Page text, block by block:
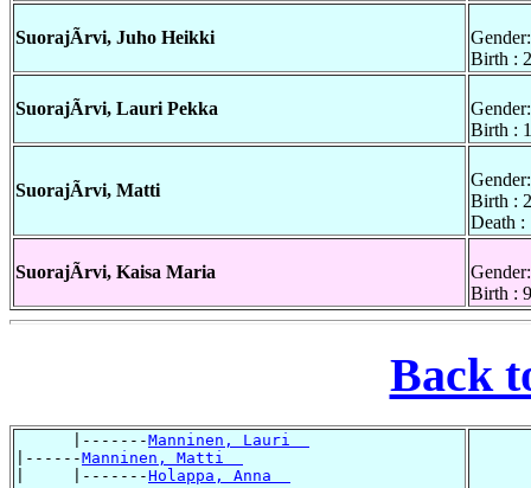
SuorajÃrvi, Juho Heikki
Birth :
SuorajÃrvi, Lauri Pekka
Birth :
SuorajÃrvi, Matti
Birth :
Death :
SuorajÃrvi, Kaisa Maria
Birth :
Back
      |-------
Manninen, Lauri
|------Manninen, Matti
|     |-------Holappa, Anna